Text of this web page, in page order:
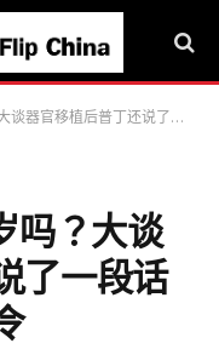
普丁还说了一段话 报告还原央视封杀令
吗？大谈
了一段话